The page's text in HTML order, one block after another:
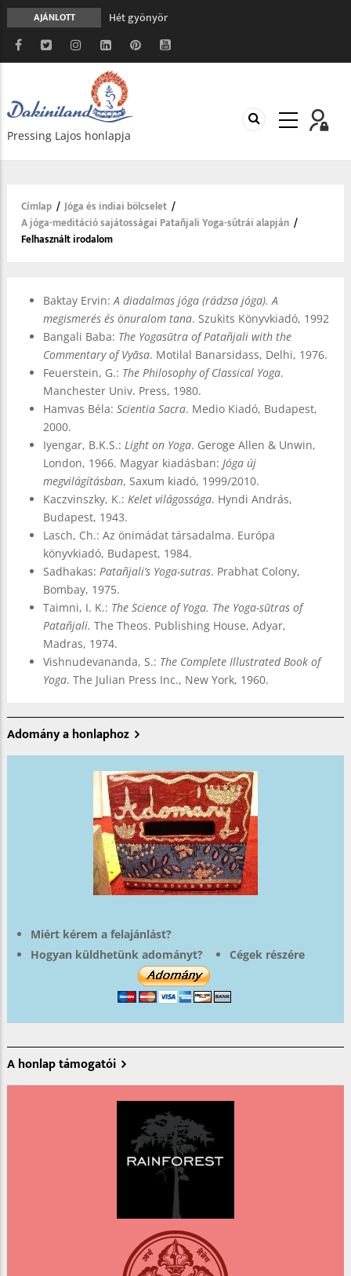
AJÁNLOTT
Hét gyönyör
A gondolatok átalakításának nyolc versszaka
Meghalni teljesen biztonságos
Minden más, mint aminek látszik
Vég nélküli leborulás
Pressing Lajos honlapja
Morzsa
Címlap / Jóga és indiai bölcselet /
A jóga-meditáció sajátosságai Patañjali Yoga-sūtrái alapján /
Felhasznált irodalom
Baktay Ervin:A diadalmas jóga (rádzsa jóga). A
megismerés és önuralom tana. Szukits Könyvkiadó, 1992
Bangali Baba: The Yogasūtra of Patañjali with the
Commentary of Vyāsa. Motilal Banarsidass, Delhi, 1976.
Feuerstein, G.: The Philosophy of Classical Yoga.
Manchester Univ. Press, 1980.
Hamvas Béla:Scientia Sacra. Medio Kiadó, Budapest,
2000.
Iyengar, B.K.S.:Light on Yoga. Geroge Allen & Unwin,
London, 1966. Magyar kiadásban:Jóga új
megvilágításban, Saxum kiadó, 1999/2010.
Kaczvinszky, K.:Kelet világossága. Hyndi András,
Budapest, 1943.
Lasch, Ch.: Az önimádat társadalma. Európa
könyvkiadó, Budapest, 1984.
Sadhakas:Patañjali’s Yoga-sutras. Prabhat Colony,
Bombay, 1975.
Taimni, I. K.: The Science of Yoga. The Yoga-sūtras of
Patañjali. The Theos. Publishing House, Adyar,
Madras, 1974.
Vishnudevananda, S.: The Complete Illustrated Book of
Yoga. The Julian Press Inc., New York, 1960.
Adomány a honlaphoz
Miért kérem a felajánlást?
Hogyan küldhetünk adományt?
Cégek részére
A honlap támogatói